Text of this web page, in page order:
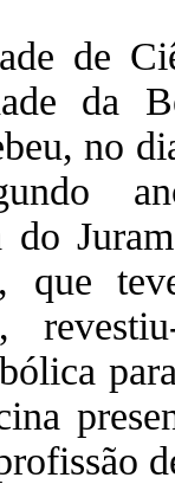
de
da
no
do
que